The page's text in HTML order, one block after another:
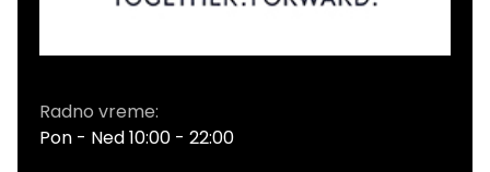
Radno vreme:
Pon - Ned 10:00 - 22:00